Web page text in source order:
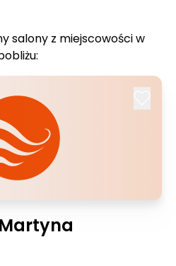
salony z miejscowości w